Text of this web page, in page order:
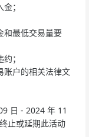
；
和最低交易量要
；
账户的相关法律文
日 - 2024 年 11
止或延期此活动